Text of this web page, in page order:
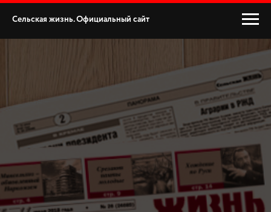
Сельская жизнь. Официальный сайт